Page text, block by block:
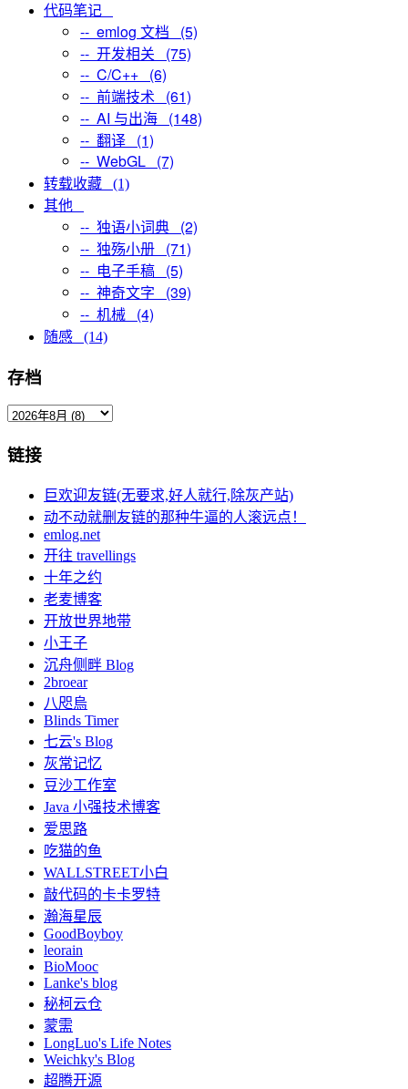
代码笔记
-- emlog 文档 (5)
-- 开发相关 (75)
-- C/C++ (6)
-- 前端技术 (61)
-- AI 与出海 (148)
-- 翻译 (1)
-- WebGL (7)
转载收藏 (1)
其他
-- 独语小词典 (2)
-- 独殇小册 (71)
-- 电子手稿 (5)
-- 神奇文字 (39)
-- 机械 (4)
随感 (14)
存档
链接
巨欢迎友链(无要求,好人就行,除灰产站)
动不动就删友链的那种牛逼的人滚远点！
emlog.net
开往 travellings
十年之约
老麦博客
开放世界地带
小王子
沉舟侧畔 Blog
2broear
八咫烏
Blinds Timer
七云's Blog
灰常记忆
豆沙工作室
Java 小强技术博客
爱思路
吃猫的鱼
WALLSTREET小白
敲代码的卡卡罗特
瀚海星辰
GoodBoyboy
leorain
BioMooc
Lanke's blog
秘柯云仓
蒙需
LongLuo's Life Notes
Weichky's Blog
超腾开源